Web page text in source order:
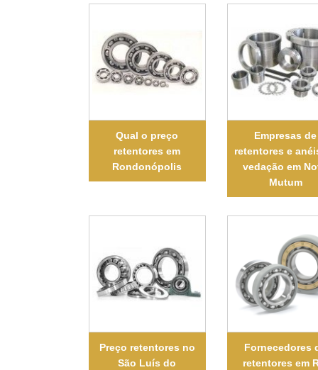
Qual o preço
retentores em
Rondonópolis
Empresas de
retentores e
vedação em
Mutum
Preço retentores no
São Luís do
Fornecedores
retentores em